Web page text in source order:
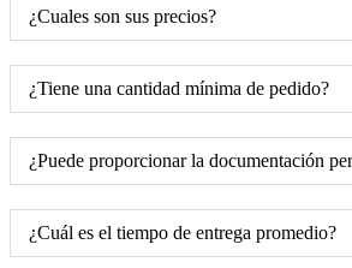
¿Cuales son sus precios?
¿Tiene una cantidad mínima de pedido?
¿Puede proporcionar la documentación
¿Cuál es el tiempo de entrega promedio?